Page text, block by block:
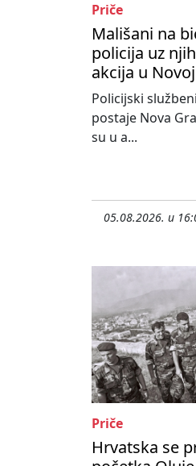
Priče
Mališani na
policija uz
akcija u
Policijski
postaje Nova
su u a...
05.08.2026. u
Priče
Hrvatska se